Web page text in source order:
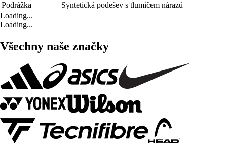
Podrážka
Syntetická podešev s tlumičem nárazů
Loading...
Loading...
Všechny naše značky